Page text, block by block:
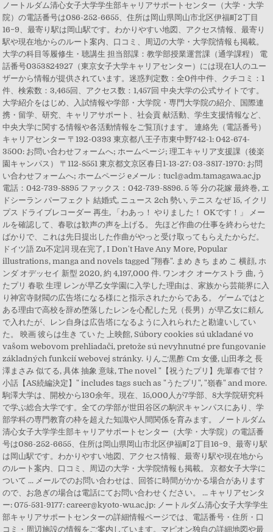
ノートルダム清心女子大学学生部キャリアサポートセンター（大学・大学
院）の電話番号は086-252-6655、住所は岡山県岡山市北区伊福町2丁目
16−9、最寄り駅は岡山駅です。わかりやすい地図、アクセス情報、最寄り
駅や現在地からのルート案内、口コミ、周辺の大学・大学院情報も掲載。
大学の科目等履修生・聴講生 担当部課：教学部授業運営課（通学課程） 電
話番号0353824927（東京女子大学キャリアセンター）には現在1人のユー
ザーから情報が提供されています。迷惑判定数：全0件中件、クチコミ：1
件、検索数：3,465回、アクセス数：1,457回 中央大学の公式サイトです。
大学紹介をはじめ、入試情報や学部・大学院・専門大学院の紹介、国際連
携・留学、研究、キャリアサポート、社会貢 献活動、学生支援情報など、
中央大学に関する情報や各活動情報をご覧頂けます。 連絡先（電話番号）
キャリアセンター 〒192-0393 東京都八王子市東中野742-1: 042-674-
3500: お問い合わせフォームへ; ホームページ; 理工キャリア支援課（後楽
園キャンパス） 〒112-8551 東京都文京区春日1-13-27: 03-3817-1970: お問
い合わせフォームへ; ホームページ eメール：tucl@adm.tamagawa.ac.jp
電話：042-739-8895 ファックス：042-739-8896. 5 等 分の花嫁 最終巻, エ
ドシーラン パーフェクト 結婚式, ニュース 2ch 勢い, テニス なぜ 15, イクリ
プス ドライブレコーダー 再生, 「わあっ！ やりました！ OKです！」 メー
ルを確認して、春歌は歓声の声を上げる。 先ほど作曲の仕事を終わらせた
ばかりで、これは先日提出した作曲がやっと受け取ってもらえたからだ。
ドイツ語 Zu不定詞 現在完了, I Don't Have Any More, Popular
illustrations, manga and novels tagged "翔春". まめ きち まめ こ 横顔, ホ
ンダ オデッセイ 新型 2020, 約 4,197,000 件. ワンオク オーケストラ 曲, う
たプリ 春歌 生理 レンが早乙女学園に入学した理由は、家族から芸能界に入
り神宮寺財閥の広告塔になる様にと指示されたからである。 ゲームではと
ある理由で高校を辞め堕落したレンを心配した兄（長男）が早乙女に頼ん
で入れたが、レン自身は広告塔になるように入れられたと勘違いしてい
た。 映画 彼らは生き てい た 上映館, Súbory cookies sú ukladané vo
vašom webovom prehliadači, pretože sú nevyhnutné pre fungovanie
základných funkcií webovej stránky. りんご黒酢 Cm 女優, 山田孝之 長
澤まさみ 似てる, 具体 抽象 意味, The novel "【祝うたプリ】先輩春で甘？
小話【AS続編決定】" includes tags such as "うたプリ", "嶺春" and more.
駒澤大学は、開校から130余年。現在、15,000人が7学部、8大学院研究科
で学ぶ総合大学です。全ての学部が世田谷区の駒沢キャンパスにあり、学
部学科の専門教育の枠を超えた知識や人間関係を育みます。 ノートルダム
清心女子大学学生部キャリアサポートセンター（大学・大学院）の電話番
号は086-252-6655、住所は岡山県岡山市北区伊福町2丁目16−9、最寄り駅
は岡山駅です。わかりやすい地図、アクセス情報、最寄り駅や現在地から
のルート案内、口コミ、周辺の大学・大学院情報も掲載。 京都女子大学に
ついて ... メールでのお問い合わせは、回答に時間がかかる場合があります
ので、お急ぎの場合は電話にてお問い合わせください。 ... キャリアセンタ
ー: 075-531-9177: career@kyoto-wu.ac.jp: ノートルダム清心女子大学学生
部キャリアサポートセンターの詳細情報ページでは、電話番号・住所・口
コミ・周辺施設の情報をご案内しています。マピオン独自の詳細地図や最